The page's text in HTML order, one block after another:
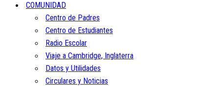
COMUNIDAD
Centro de Padres
Centro de Estudiantes
Radio Escolar
Viaje a Cambridge, Inglaterra
Datos y Utilidades
Circulares y Noticias